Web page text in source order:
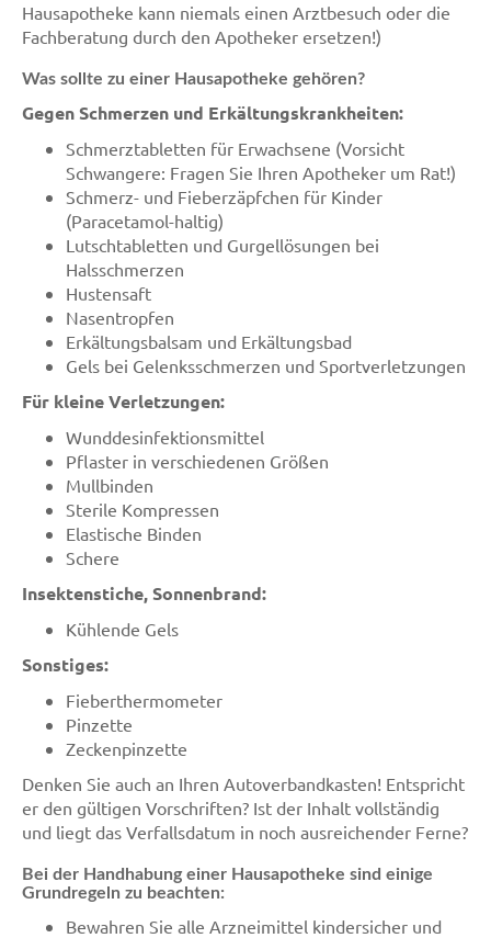
Hausapotheke kann niemals einen Arztbesuch oder die
Fachberatung durch den Apotheker ersetzen!)
Was sollte zu einer Hausapotheke gehören?
Gegen Schmerzen und Erkältungskrankheiten:
Schmerztabletten für Erwachsene (Vorsicht
Schwangere: Fragen Sie Ihren Apotheker um Rat!)
Schmerz- und Fieberzäpfchen für Kinder
(Paracetamol-haltig)
Lutschtabletten und Gurgellösungen bei
Halsschmerzen
Hustensaft
Nasentropfen
Erkältungsbalsam und Erkältungsbad
Gels bei Gelenksschmerzen und Sportverletzungen
Für kleine Verletzungen:
Wunddesinfektionsmittel
Pflaster in verschiedenen Größen
Mullbinden
Sterile Kompressen
Elastische Binden
Schere
Insektenstiche, Sonnenbrand:
Kühlende Gels
Sonstiges:
Fieberthermometer
Pinzette
Zeckenpinzette
Denken Sie auch an Ihren Autoverbandkasten! Entspricht
er den gültigen Vorschriften? Ist der Inhalt vollständig
und liegt das Verfallsdatum in noch ausreichender Ferne?
Bei der Handhabung einer Hausapotheke sind einige
Grundregeln zu beachten:
Bewahren Sie alle Arzneimittel kindersicher und